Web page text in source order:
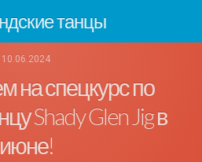
танцы
10.06.2024
на спецкурс по
Shady Glen Jig в
июне!